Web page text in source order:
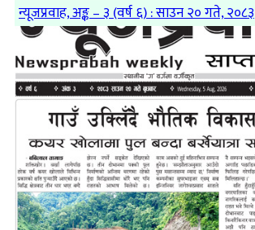
न्यूजप्रवाह, अङ्क – ३ (वर्ष ६) : साउन २० गते, २०८३